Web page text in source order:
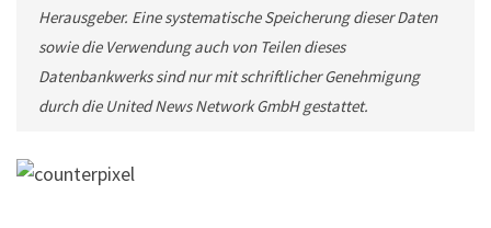
Herausgeber. Eine systematische Speicherung dieser Daten
sowie die Verwendung auch von Teilen dieses
Datenbankwerks sind nur mit schriftlicher Genehmigung
durch die United News Network GmbH gestattet.